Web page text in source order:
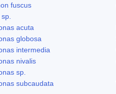
fuscus
acuta
globosa
intermedia
nivalis
sp.
subcaudata